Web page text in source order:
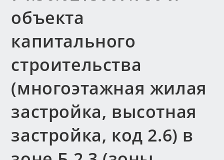
объекта
капитального
строительства
(многоэтажная жилая
застройка, высотная
застройка, код 2.6) в